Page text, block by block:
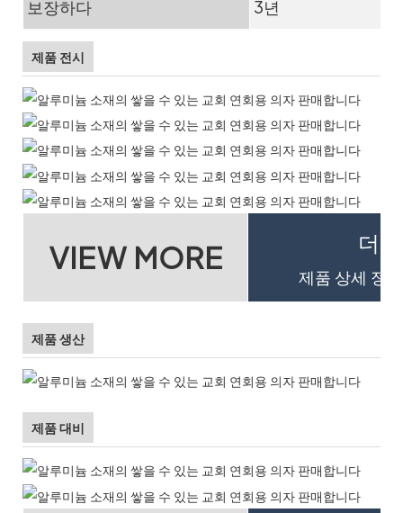
보장하다 3년
제품 전시
VIEW MORE 더
제품 상세 정
제품 생산
제품 대비